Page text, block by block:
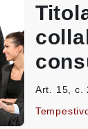
Art. 15, c.